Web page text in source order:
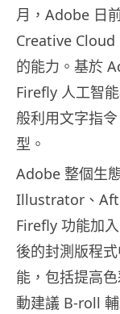
月，Adobe 日
Creative Cloud
的能力。基於
Firefly 人工智
般利用文字指
型。
Adobe 整個生
Illustrator、
Firefly 功能加
後的封測版程
能，包括提高
動建議 B-roll